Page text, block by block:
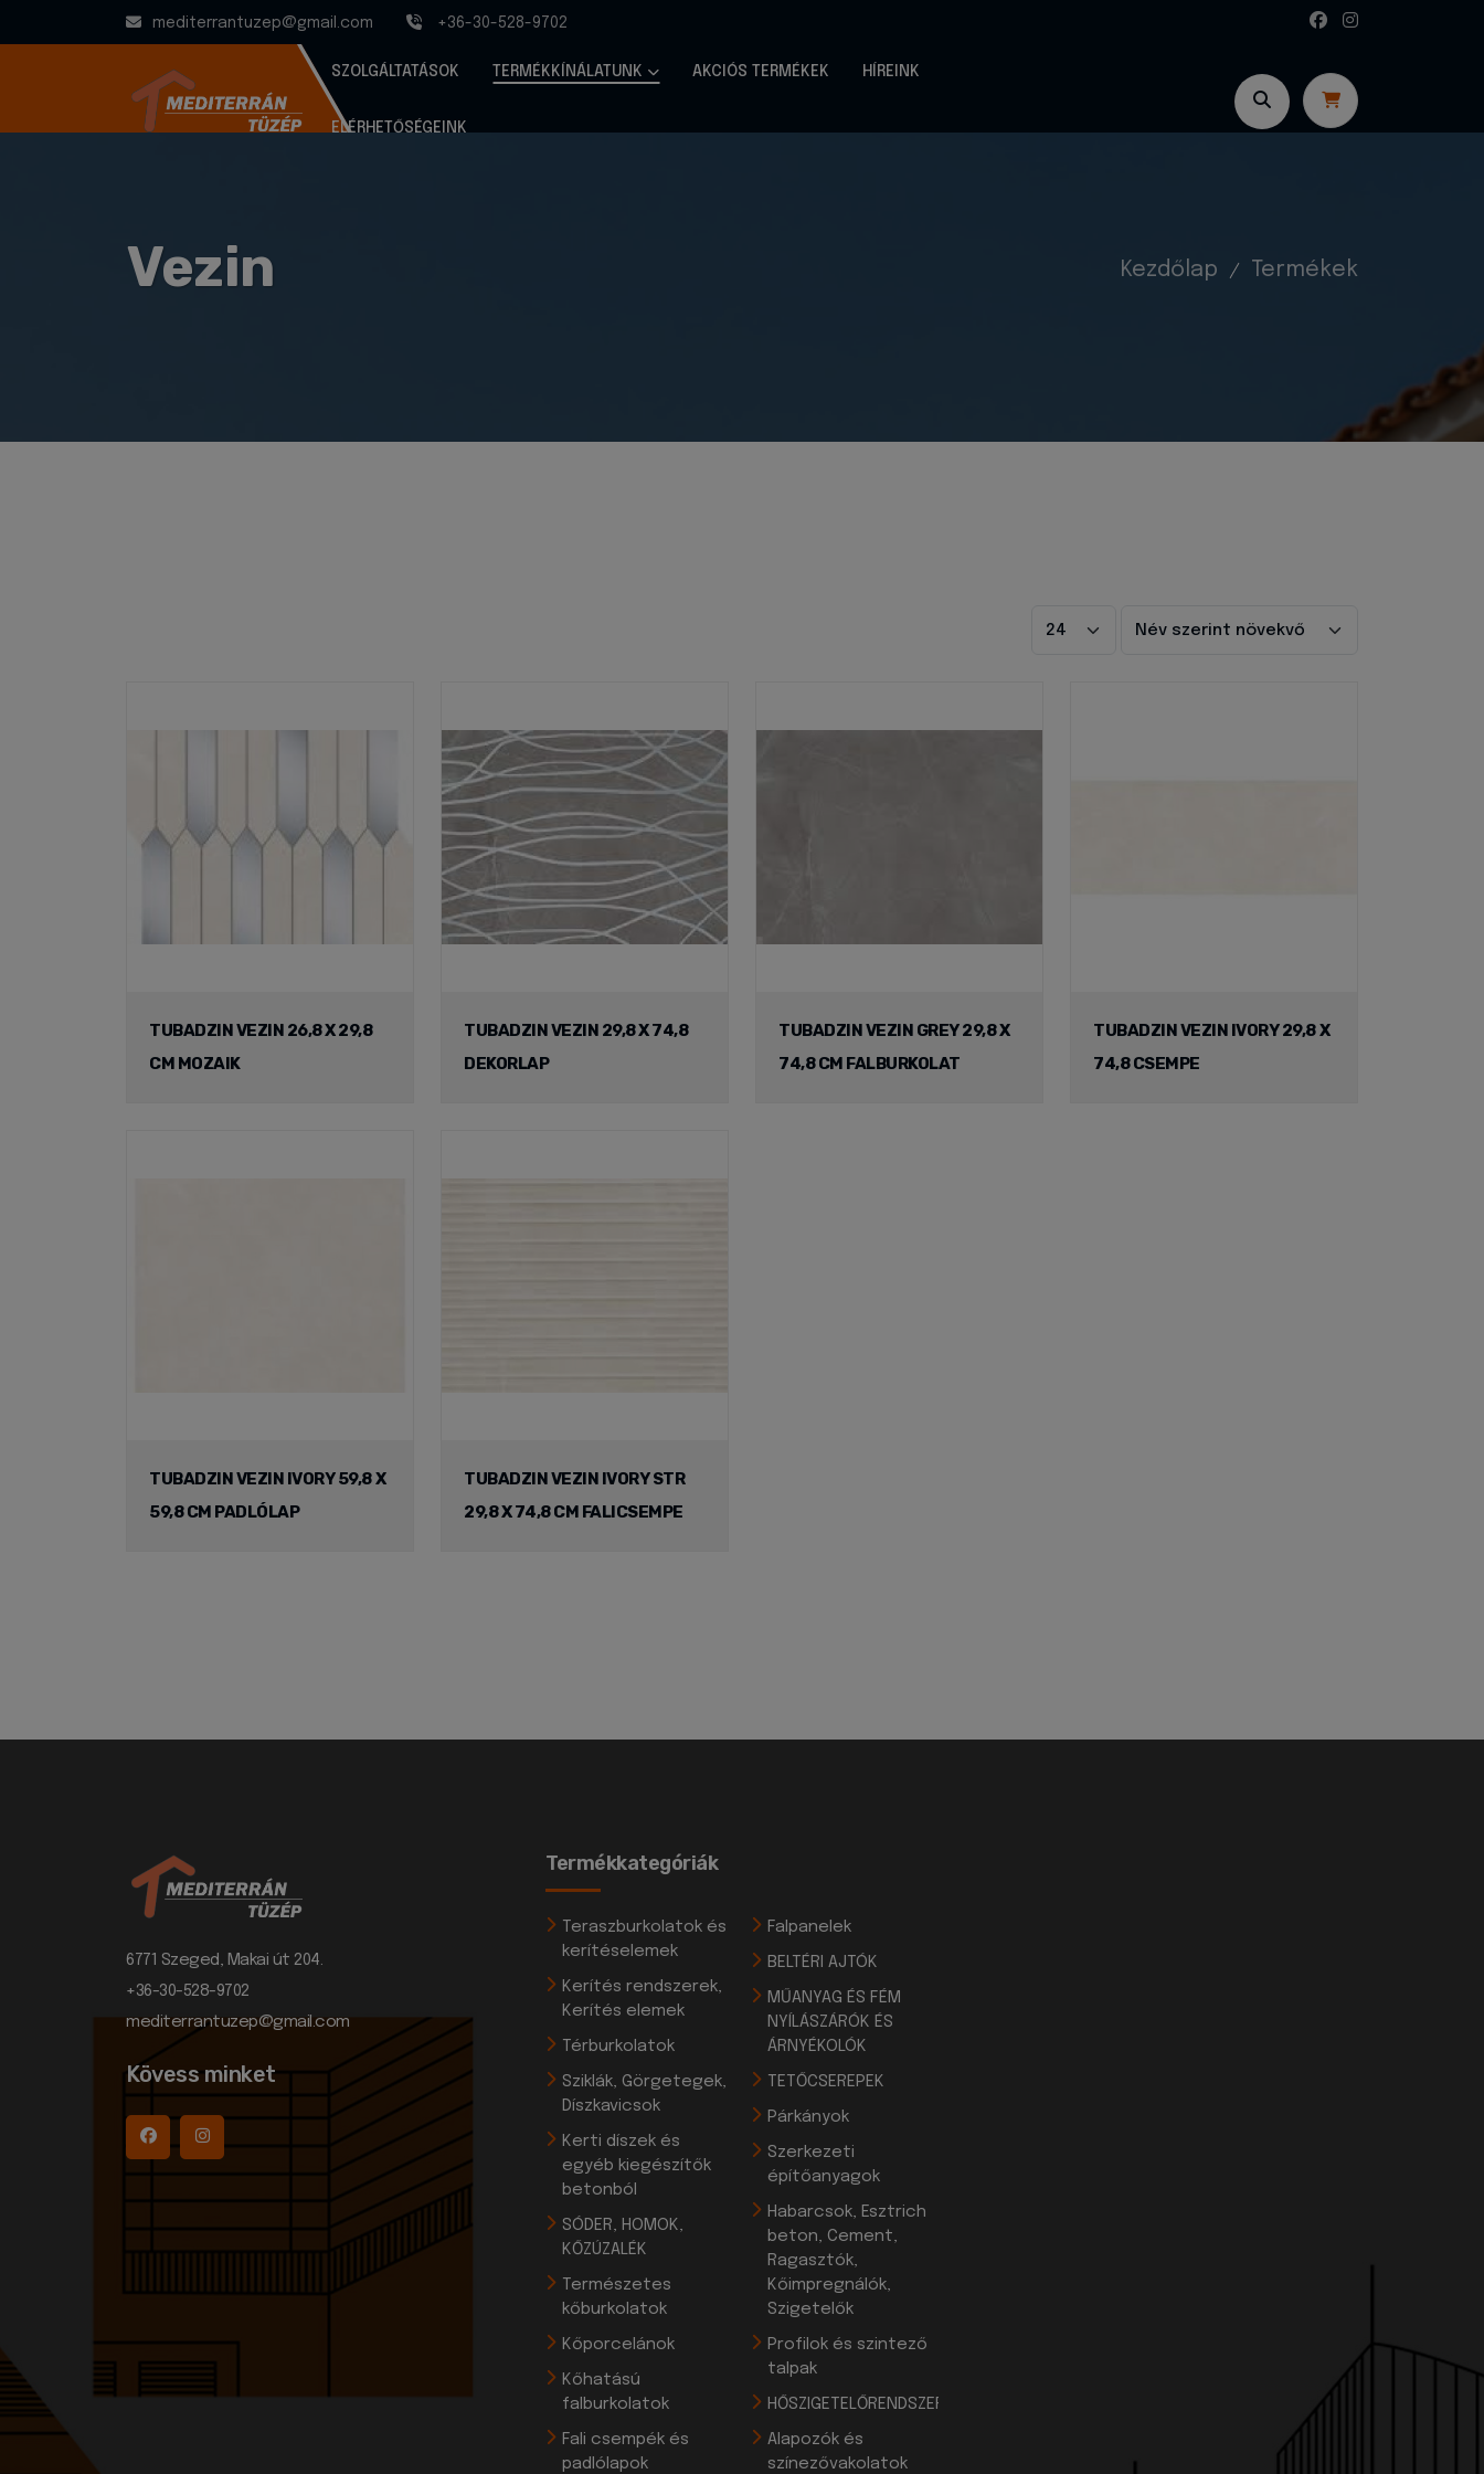
mediterrantuzep@gmail.com +36-30-528-9702
SZOLGÁLTATÁSOK TERMÉKKÍNÁLATUNK AKCIÓS TERMÉKEK HÍREINK
ELÉRHETŐSÉGEINK
Vezin Kezdőlap Termékek
TUBADZIN VEZIN 26,8 X 29,8
CM MOZAIK
TUBADZIN VEZIN 29,8 X 74,8
DEKORLAP
TUBADZIN VEZIN GREY 29,8 X
74,8 CM FALBURKOLAT
TUBADZIN VEZIN IVORY 29,8 X
74,8 CSEMPE
TUBADZIN VEZIN IVORY 59,8 X
59,8 CM PADLÓLAP
TUBADZIN VEZIN IVORY STR
29,8 X 74,8 CM FALICSEMPE
6771 Szeged, Makai út 204.
+36-30-528-9702
mediterrantuzep@gmail.com
Kövess minket
Termékkategóriák
Teraszburkolatok és
kerítéselemek
Kerítés rendszerek,
Kerítés elemek
Térburkolatok
Sziklák, Görgetegek,
Díszkavicsok
Kerti díszek és
egyéb kiegészítők
betonból
SÓDER, HOMOK,
KŐZÚZALÉK
Természetes
kőburkolatok
Kőporcelánok
Kőhatású
falburkolatok
Fali csempék és
padlólapok
Falpanelek
BELTÉRI AJTÓK
MŰANYAG ÉS FÉM
NYÍLÁSZÁRÓK ÉS
ÁRNYÉKOLÓK
TETŐCSEREPEK
Párkányok
Szerkezeti
építőanyagok
Habarcsok, Esztrich
beton, Cement,
Ragasztók,
Kőimpregnálók,
Szigetelők
Profilok és szintező
talpak
HŐSZIGETELŐRENDSZEREK
Alapozók és
színezővakolatok